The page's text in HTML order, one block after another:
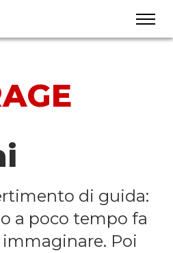
di guida:
a poco tempo fa
Poi